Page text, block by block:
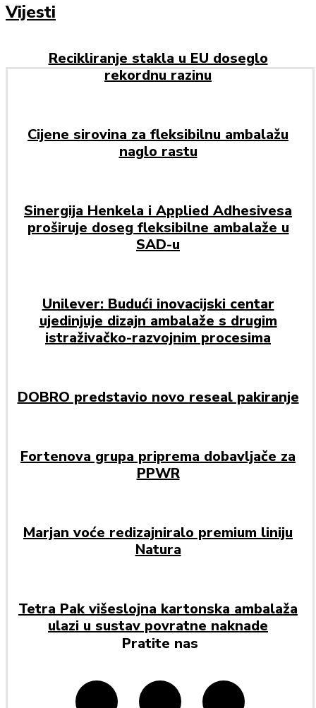
Vijesti
Recikliranje stakla u EU doseglo
rekordnu razinu
Cijene sirovina za fleksibilnu ambalažu
naglo rastu
Sinergija Henkela i Applied Adhesivesa
proširuje doseg fleksibilne ambalaže u
SAD-u
Unilever: Budući inovacijski centar
ujedinjuje dizajn ambalaže s drugim
istraživačko-razvojnim procesima
DOBRO predstavio novo reseal pakiranje
Fortenova grupa priprema dobavljače za
PPWR
Marjan voće redizajniralo premium liniju
Natura
Tetra Pak višeslojna kartonska ambalaža
ulazi u sustav povratne naknade
Pratite nas